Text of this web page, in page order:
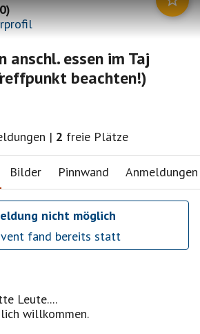
)
anschl. essen im Taj
beachten!)
| 2 freie Plätze
Bilder Pinnwand Anmeldungen
nicht möglich
fand bereits statt
Leute....
willkommen.